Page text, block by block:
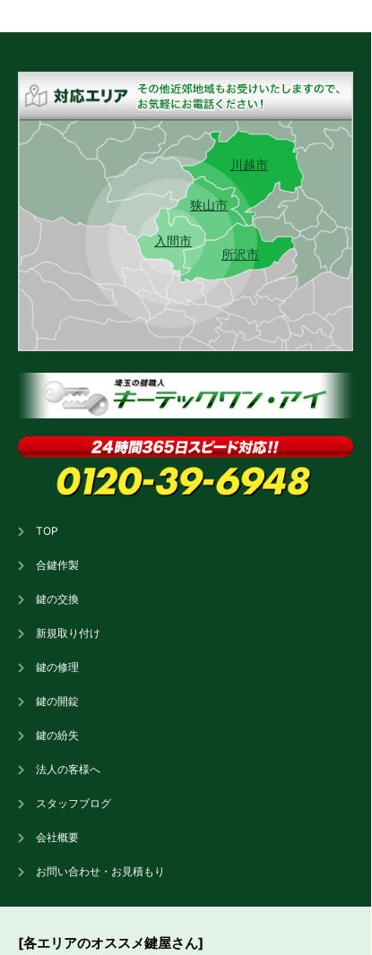
入間市
狭山市
所沢市
川越市
TOP
合鍵作製
鍵の交換
新規取り付け
鍵の修理
鍵の開錠
鍵の紛失
法人の客様へ
スタッフブログ
会社概要
お問い合わせ・お見積もり
[各エリアのオススメ鍵屋さん]